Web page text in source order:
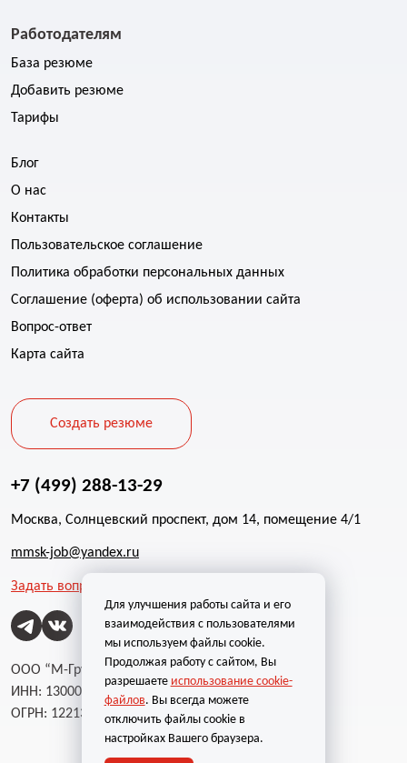
Работодателям
База резюме
Добавить резюме
Тарифы
Блог
О нас
Контакты
Пользовательское соглашение
Политика обработки персональных данных
Соглашение (оферта) об использовании сайта
Вопрос-ответ
Карта сайта
Создать резюме
+7 (499) 288-13-29
Москва, Солнцевский проспект, дом 14, помещение 4/1
mmsk-job@yandex.ru
Задать вопрос
ООО “М-Групп”
ИНН: 1300002787
ОГРН: 1221300004232
Для улучшения работы сайта и его
взаимодействия с пользователями
мы используем файлы cookie.
Продолжая работу с сайтом, Вы
разрешаете использование cookie-
файлов. Вы всегда можете
отключить файлы cookie в
настройках Вашего браузера.